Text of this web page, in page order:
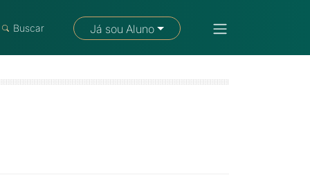
Fale com um consultor
Buscar Já sou Aluno